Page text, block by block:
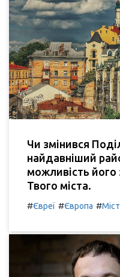
Чи змінився
найдавніший
можливість його
Твого міста.
#Євреї #Європа #